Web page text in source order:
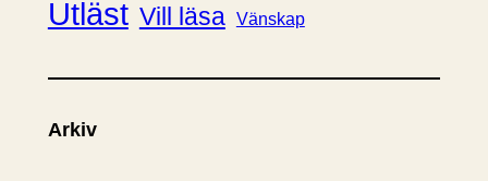
Utläst Vill läsa Vänskap
Arkiv